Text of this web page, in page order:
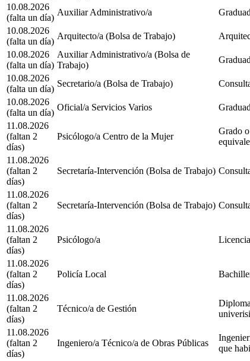
10.08.2026
(falta un día)
Auxiliar Administrativo/a
10.08.2026
(falta un día)
Arquitecto/a (Bolsa de Trabajo)
10.08.2026
(falta un día)
Auxiliar Administrativo/a (Bolsa de
Trabajo)
10.08.2026
(falta un día)
Secretario/a (Bolsa de Trabajo)
10.08.2026
(falta un día)
Oficial/a Servicios Varios
11.08.2026
(faltan 2
días)
Psicólogo/a Centro de la Mujer
Grado
11.08.2026
(faltan 2
días)
Secretaría-Intervención (Bolsa de Trabajo)
11.08.2026
(faltan 2
días)
Secretaría-Intervención (Bolsa de Trabajo)
11.08.2026
(faltan 2
días)
Psicólogo/a
11.08.2026
(faltan 2
días)
Policía Local
11.08.2026
(faltan 2
días)
Técnico/a de Gestión
11.08.2026
(faltan 2
días)
Ingeniero/a Técnico/a de Obras Públicas
que